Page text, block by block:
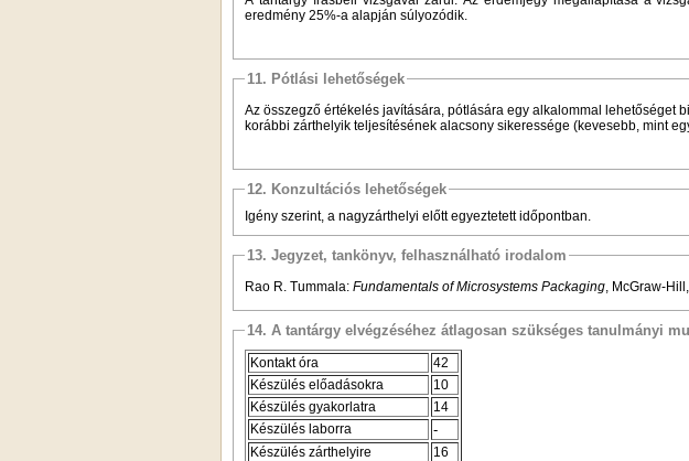
eredmény 25%-a alapján súlyozódik.
11. Pótlási lehetőségek
Az összegző értékelés javítására, pótlására egy alkalommal lehetőséget
korábbi zárthelyik teljesítésének alacsony sikeressége (kevesebb, mint
12. Konzultációs lehetőségek
Igény szerint, a nagyzárthelyi előtt egyeztetett időpontban.
13. Jegyzet, tankönyv, felhasználható irodalom
Rao R. Tummala: Fundamentals of Microsystems Packaging, McGraw-
14. A tantárgy elvégzéséhez átlagosan szükséges tanulmányi
Kontakt óra
42
Készülés előadásokra
10
Készülés gyakorlatra
14
Készülés laborra
-
Készülés zárthelyire
16